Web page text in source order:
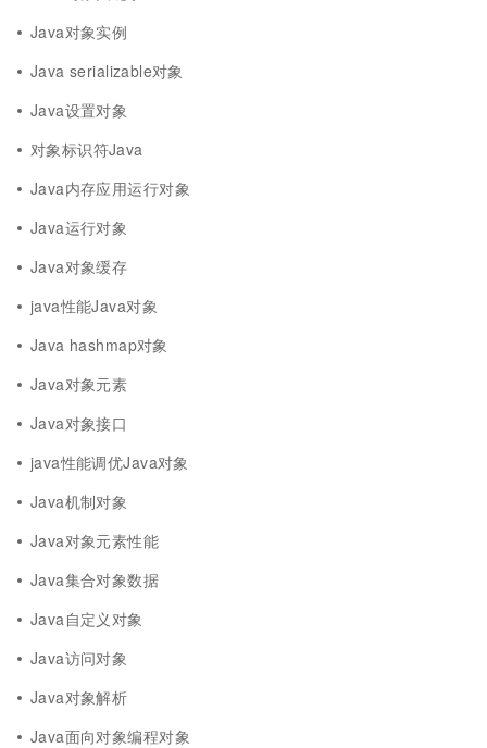
Java对象实例
Java serializable对象
Java设置对象
对象标识符Java
Java内存应用运行对象
Java运行对象
Java对象缓存
java性能Java对象
Java hashmap对象
Java对象元素
Java对象接口
java性能调优Java对象
Java机制对象
Java对象元素性能
Java集合对象数据
Java自定义对象
Java访问对象
Java对象解析
Java面向对象编程对象